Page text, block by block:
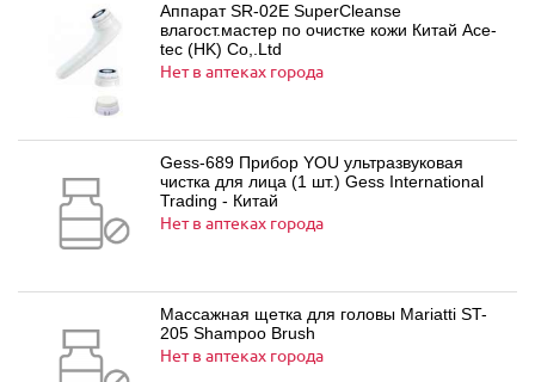
Аппарат SR-02E SuperCleanse
влагост.мастер по очистке кожи Китай Ace-
tec (HK) Co,.Ltd
Нет в аптеках города
Gess-689 Прибор YOU ультразвуковая
чистка для лица (1 шт.) Gess International
Trading - Китай
Нет в аптеках города
Массажная щетка для головы Mariatti ST-
205 Shampoo Brush
Нет в аптеках города